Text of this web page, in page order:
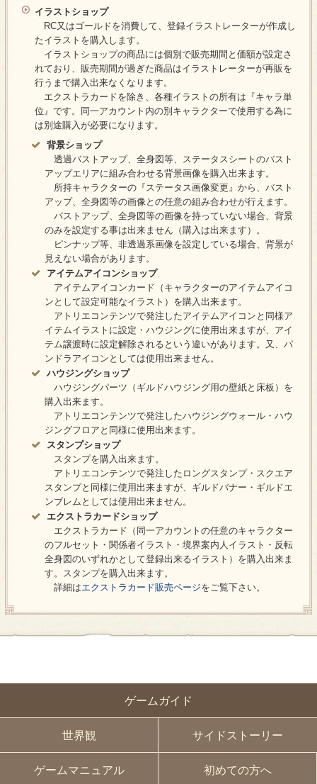
ゲームガイド
世界観 サイドストーリー
ゲームマニュアル 初めての方へ
イラストショップ
RC又はゴールドを消費して、登録イラストレーターが作成し
たイラストを購入します。
イラストショップの商品には個別で販売期間と価額が設定さ
れており、販売期間が過ぎた商品はイラストレーターが再販を
行うまで購入出来なくなります。
エクストラカードを除き、各種イラストの所有は『キャラ単
位』です。同一アカウント内の別キャラクターで使用する為に
は別途購入が必要になります。
背景ショップ
透過バストアップ、全身図等、ステータスシートのバスト
アップエリアに組み合わせる背景画像を購入出来ます。
所持キャラクターの『ステータス画像変更』から、バスト
アップ、全身図等の画像との任意の組み合わせが行えます。
バストアップ、全身図等の画像を持っていない場合、背景
のみを設定する事は出来ません（購入は出来ます）。
ピンナップ等、非透過系画像を設定している場合、背景が
見えない場合があります。
アイテムアイコンショップ
アイテムアイコンカード（キャラクターのアイテムアイコ
ンとして設定可能なイラスト）を購入出来ます。
アトリエコンテンツで発注したアイテムアイコンと同様ア
イテムイラストに設定・ハウジングに使用出来ますが、アイ
テム譲渡時に設定解除されるという違いがあります。又、パ
ンドラアイコンとしては使用出来ません。
ハウジングショップ
ハウジングパーツ（ギルドハウジング用の壁紙と床板）を
購入出来ます。
アトリエコンテンツで発注したハウジングウォール・ハウ
ジングフロアと同様に使用出来ます。
スタンプショップ
スタンプを購入出来ます。
アトリエコンテンツで発注したロングスタンプ・スクエア
スタンプと同様に使用出来ますが、ギルドバナー・ギルドエ
ンブレムとしては使用出来ません。
エクストラカードショップ
エクストラカード（同一アカウントの任意のキャラクター
のフルセット・関係者イラスト・境界案内人イラスト・反転
全身図のいずれかとして登録出来るイラスト）を購入出来ま
す。スタンプを購入出来ます。
詳細はエクストラカード販売ページをご覧下さい。